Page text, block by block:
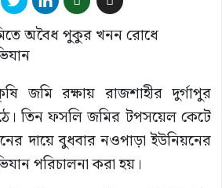
জমি রক্ষায় রাজশাহীর দুর্গাপুর
তিন ফসলি জমির টপসয়েল কেটে
দায়ে বুধবার নওপাড়া ইউনিয়নের
পরিচালনা করা হয়।